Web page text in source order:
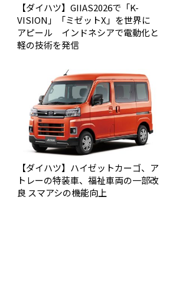
【ダイハツ】GIIAS2026で「K-
VISION」「ミゼットX」を世界に
アピール インドネシアで電動化と
軽の技術を発信
【ダイハツ】ハイゼットカーゴ、ア
トレーの特装車、福祉車両の一部改
良 スマアシの機能向上